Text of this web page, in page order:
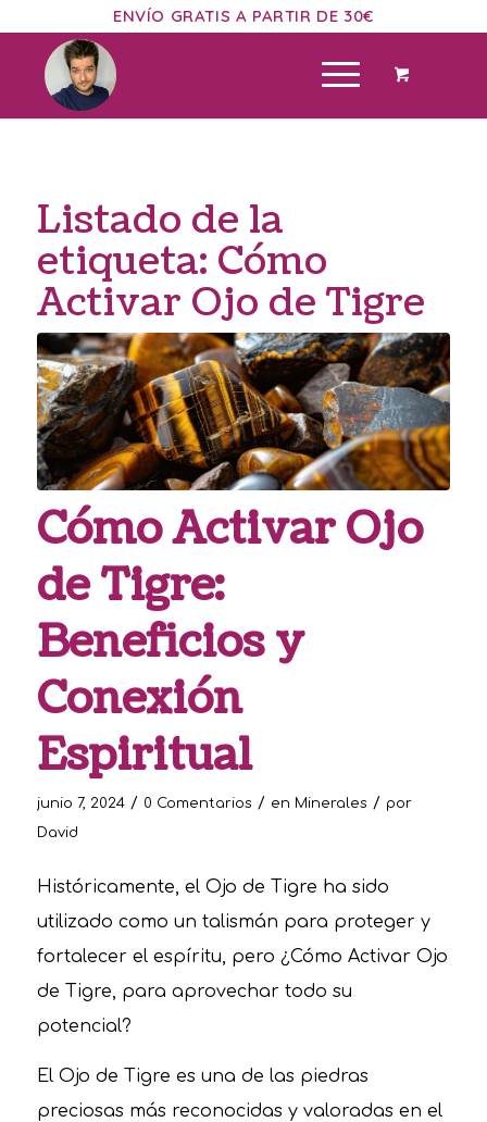
ENVÍO GRATIS A PARTIR DE 30€
Listado de la
etiqueta: Cómo
Activar Ojo de Tigre
Cómo Activar Ojo
de Tigre:
Beneficios y
Conexión
Espiritual
junio 7, 2024 / 0 Comentarios / en Minerales / por
David
Históricamente, el Ojo de Tigre ha sido
utilizado como un talismán para proteger y
fortalecer el espíritu, pero ¿Cómo Activar Ojo
de Tigre, para aprovechar todo su
potencial?
El Ojo de Tigre es una de las piedras
preciosas más reconocidas y valoradas en el